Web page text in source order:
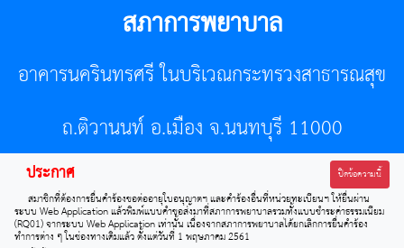
สภาการพยาบาล
อาคารนครินทรศรี ในบริเวณกระทรวงสาธารณสุข
ถ.ติวานนท์ อ.เมือง จ.นนทบุรี 11000
โทรศัพท์ 02-596-7500 โทรสาร 0-2589-7121 E-mail :
center@tnmc.or.th
ประกาศ ปิดข้อความนี้
สมาชิกที่ต้องการยื่นคำร้องขอต่ออายุใบอนุญาตฯ และคำร้องอื่นที่หน่วยทะเบียนฯ ให้ยื่นผ่าน
ระบบ Web Application แล้วพิมพ์แบบคำขอส่งมาที่สภาการพยาบาลรวมทั้งแบบชำระค่าธรรมเนียม
(RQ01) จากระบบ Web Application เท่านั้น เนื่องจากสภาการพยาบาลได้ยกเลิกการยื่นคำร้อง
ทำการต่าง ๆ ในช่องทางเดิมแล้ว ตั้งแต่วันที่ 1 พฤษภาคม 2561